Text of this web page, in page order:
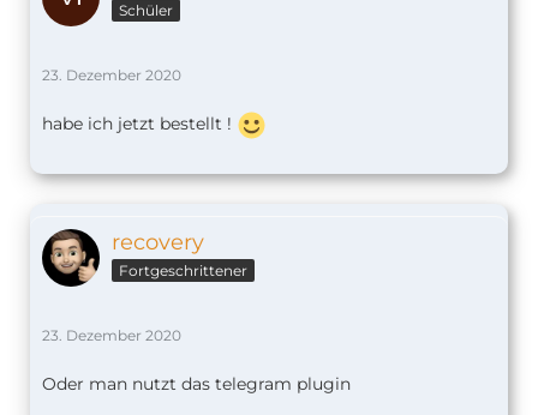
Schüler
23. Dezember 2020
habe ich jetzt bestellt !
recovery
Fortgeschrittener
23. Dezember 2020
Oder man nutzt das telegram plugin